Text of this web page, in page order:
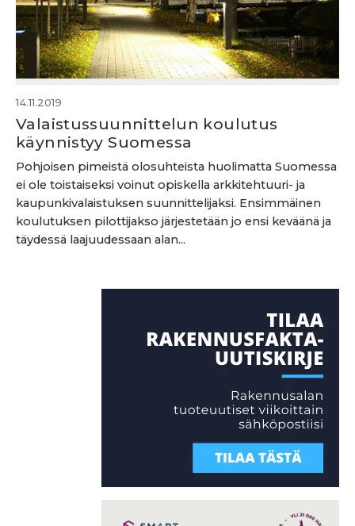
14.11.2019
Valaistussuunnittelun koulutus
käynnistyy Suomessa
Pohjoisen pimeistä olosuhteista huolimatta Suomessa
ei ole toistaiseksi voinut opiskella arkkitehtuuri- ja
kaupunkivalaistuksen suunnittelijaksi. Ensimmäinen
koulutuksen pilottijakso järjestetään jo ensi keväänä ja
täydessä laajuudessaan alan...